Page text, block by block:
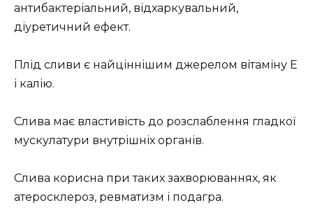
антибактеріальний, відхаркувальний,
діуретичний ефект.
Плід сливи є найціннішим джерелом вітаміну Е
і калію.
Слива має властивість до розслаблення гладкої
мускулатури внутрішніх органів.
Слива корисна при таких захворюваннях, як
атеросклероз, ревматизм і подагра.